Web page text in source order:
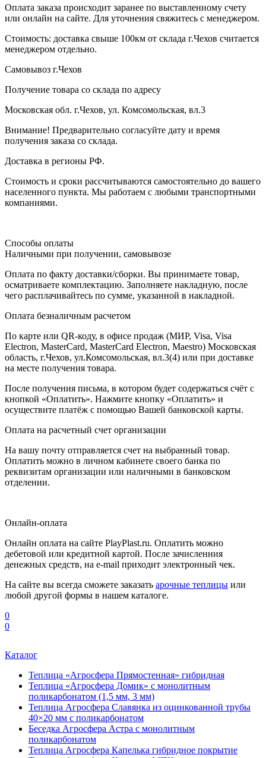
Оплата заказа происходит заранее по выставленному счету
или онлайн на сайте. Для уточнения свяжитесь с менеджером.
Стоимость: доставка свыше 100км от склада г.Чехов считается
менеджером отдельно.
Самовывоз г.Чехов
Получение товара со склада по адресу
Московская обл. г.Чехов, ул. Комсомольская, вл.3
Внимание! Предварительно согласуйте дату и время
получения заказа со склада.
Доставка в регионы РФ.
Стоимость и сроки рассчитываются самостоятельно до вашего
населенного пункта. Мы работаем с любыми транспортными
компаниями.
Способы оплаты
Наличными при получении, самовывозе
Оплата по факту доставки/сборки. Вы принимаете товар,
осматриваете комплектацию. Заполняете накладную, после
чего расплачивайтесь по сумме, указанной в накладной.
Оплата безналичным расчетом
По карте или QR-коду, в офисе продаж (МИР, Visa, Visa
Electron, MasterCard, MasterCard Electron, Maestro) Московская
область, г.Чехов, ул.Комсомольская, вл.3(4) или при доставке
на месте получения товара.
После получения письма, в котором будет содержаться счёт с
кнопкой «Оплатить». Нажмите кнопку «Оплатить» и
осуществите платёж с помощью Вашей банковской карты.
Оплата на расчетный счет организации
На вашу почту отправляется счет на выбранный товар.
Оплатить можно в личном кабинете своего банка по
реквизитам организации или наличными в банковском
отделении.
Онлайн-оплата
Онлайн оплата на сайте PlayPlast.ru. Оплатить можно
дебетовой или кредитной картой. После зачисленния
денежных средств, на e-mail приходит электронный чек.
На сайте вы всегда сможете заказать арочные теплицы или
любой другой формы в нашем каталоге.
0
0
Каталог
Теплица «Агросфера Прямостенная» гибридная
Теплица «Агросфера Домик» с монолитным
поликарбонатом (1,5 мм, 3 мм)
Теплица Агросфера Славянка из оцинкованной трубы
40×20 мм с поликарбонатом
Беседка Агросфера Астра с монолитным
поликарбонатом
Теплица Агросфера Капелька гибридное покрытие